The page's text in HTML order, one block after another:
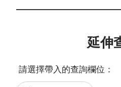
延伸
請選擇帶入的查詢欄位：